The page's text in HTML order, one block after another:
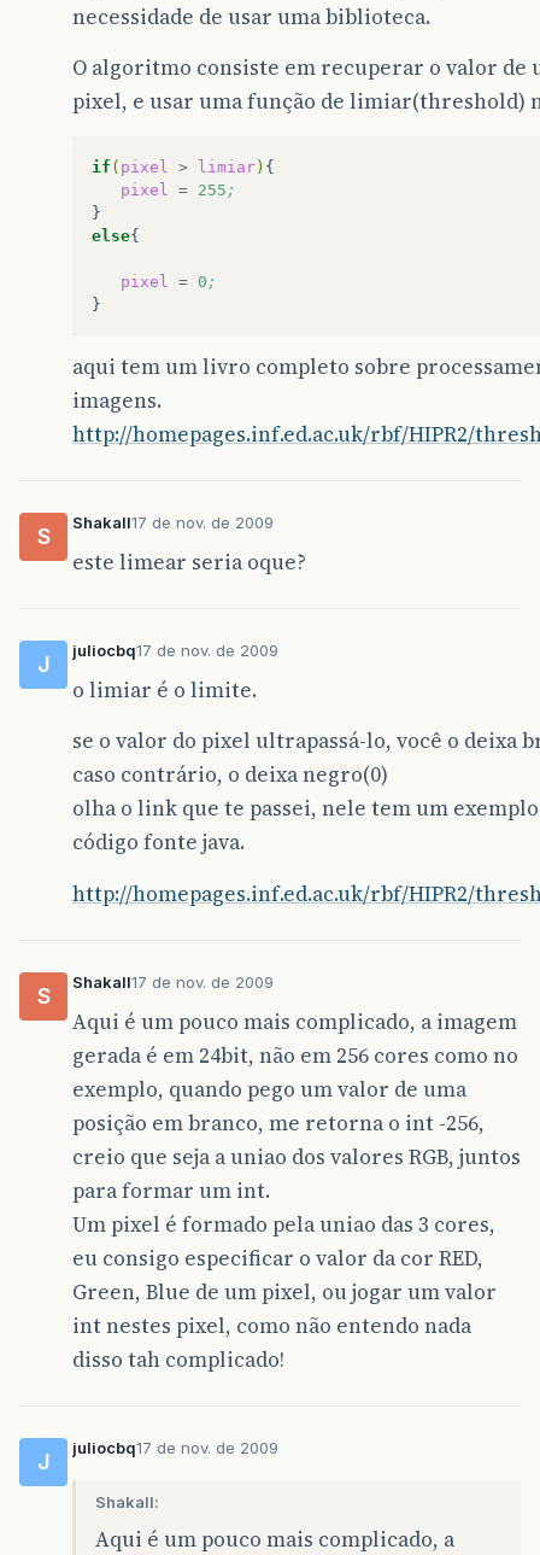
necessidade de usar uma biblioteca.
O algoritmo consiste em recuperar o valor de
pixel, e usar uma função de limiar(threshold)
if ( pixel > limiar)
pixel
= 255 ;
else{
pixel = 0 ;
aqui tem um livro completo sobre
imagens.
http://homepages.inf.ed.ac.uk/rbf/HIPR2/
S
Shakall17 de nov. de 2009
este limear seria oque?
J
juliocbq17 de nov. de 2009
o limiar é o limite.
se o valor do pixel ultrapassá-lo, você o deixa
caso contrário, o deixa negro(0)
olha o link que te passei, nele tem um
código fonte java.
http://homepages.inf.ed.ac.uk/rbf/HIPR2/
S
Shakall17 de nov. de 2009
Aqui é um pouco mais complicado, a imagem
gerada é em 24bit, não em 256 cores como no
exemplo, quando pego um valor de uma
posição em branco, me retorna o int -256,
creio que seja a uniao dos valores RGB, juntos
para formar um int.
Um pixel é formado pela uniao das 3 cores,
eu consigo especificar o valor da cor RED,
Green, Blue de um pixel, ou jogar um valor
int nestes pixel, como não entendo nada
disso tah complicado!
J
juliocbq17 de nov. de 2009
Shakall:
Aqui é um pouco mais complicado, a